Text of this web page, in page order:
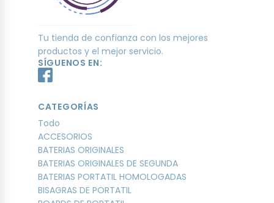
Tu tienda de confianza con los mejores
productos y el mejor servicio.
SÍGUENOS EN:
CATEGORÍAS
Todo
ACCESORIOS
BATERIAS ORIGINALES
BATERIAS ORIGINALES DE SEGUNDA
BATERIAS PORTATIL HOMOLOGADAS
BISAGRAS DE PORTATIL